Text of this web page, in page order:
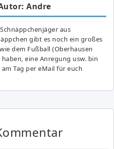
Andre
aus
gibt es noch ein großes
dem Fußball (Oberhausen
eine Anregung usw. bin
Tag per eMail für euch